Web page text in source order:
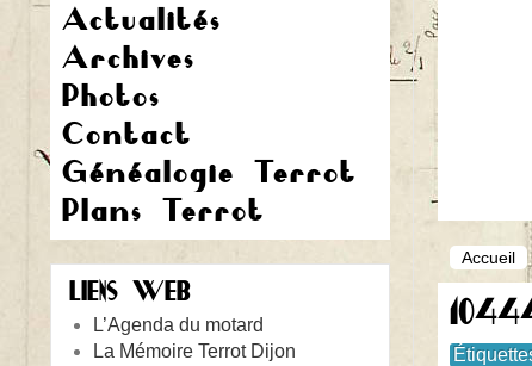
Actualités
Archives
Photos
Contact
Généalogie Terrot
Plans Terrot
LIENS WEB
L’Agenda du motard
La Mémoire Terrot Dijon
Accueil